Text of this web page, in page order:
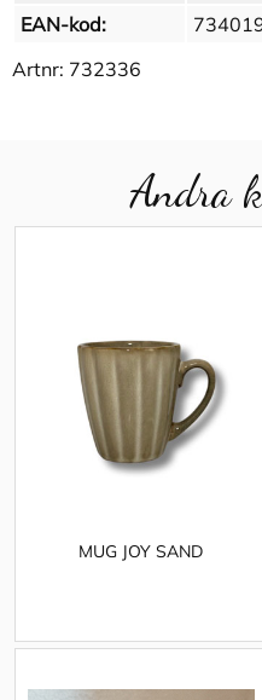
EAN-kod:
Artnr: 732336
Andra
MUG JOY SAND